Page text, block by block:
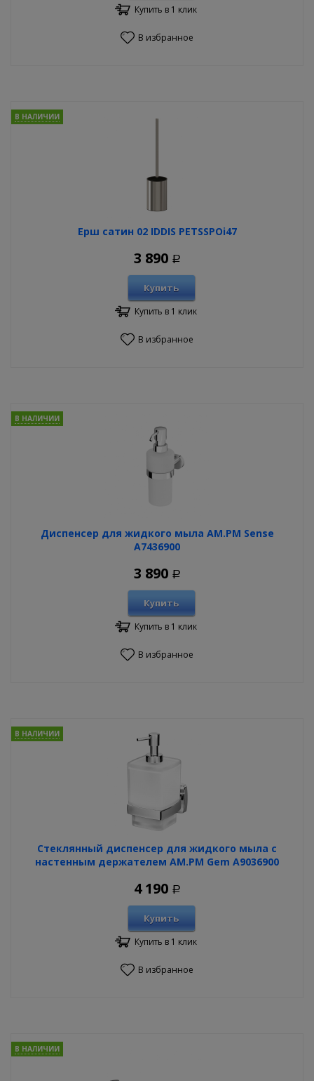
Купить в 1 клик
В избранное
Ерш сатин 02 IDDIS PETSSPOi47
В НАЛИЧИИ
3 890 Р
Купить
Купить в 1 клик
В избранное
Диспенсер для жидкого мыла AM.PM Sense
A7436900
В НАЛИЧИИ
3 890 Р
Купить
Купить в 1 клик
В избранное
Стеклянный диспенсер для жидкого мыла с
настенным держателем AM.PM Gem A9036900
В НАЛИЧИИ
4 190 Р
Купить
Купить в 1 клик
В избранное
В НАЛИЧИИ